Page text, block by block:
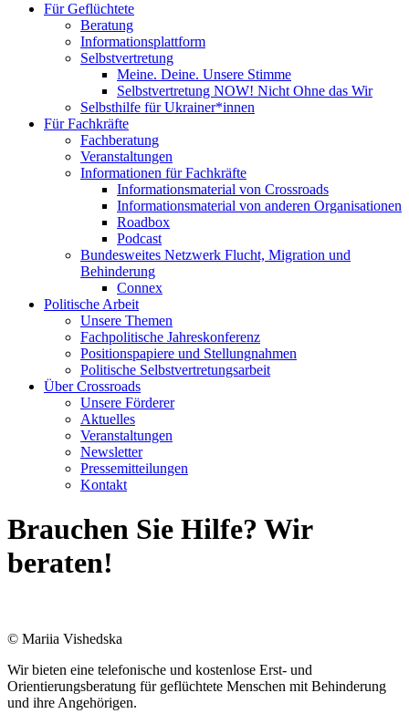
Für Geflüchtete
Beratung
Informationsplattform
Selbstvertretung
Meine. Deine. Unsere Stimme
Selbstvertretung NOW! Nicht Ohne das Wir
Selbsthilfe für Ukrainer*innen
Für Fachkräfte
Fachberatung
Veranstaltungen
Informationen für Fachkräfte
Informationsmaterial von Crossroads
Informationsmaterial von anderen Organisationen
Roadbox
Podcast
Bundesweites Netzwerk Flucht, Migration und
Behinderung
Connex
Politische Arbeit
Unsere Themen
Fachpolitische Jahreskonferenz
Positionspapiere und Stellungnahmen
Politische Selbstvertretungsarbeit
Über Crossroads
Unsere Förderer
Aktuelles
Veranstaltungen
Newsletter
Pressemitteilungen
Kontakt
Brauchen Sie Hilfe? Wir
beraten!
© Mariia Vishedska
Wir bieten eine telefonische und kostenlose Erst- und
Orientierungsberatung für geflüchtete Menschen mit Behinderung
und ihre Angehörigen.